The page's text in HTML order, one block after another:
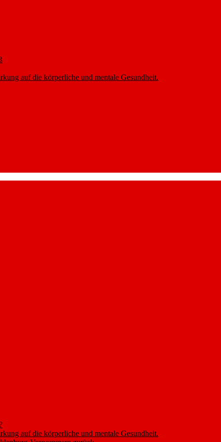
auf die körperliche und mentale Gesundheit.
auf die körperliche und mentale Gesundheit.